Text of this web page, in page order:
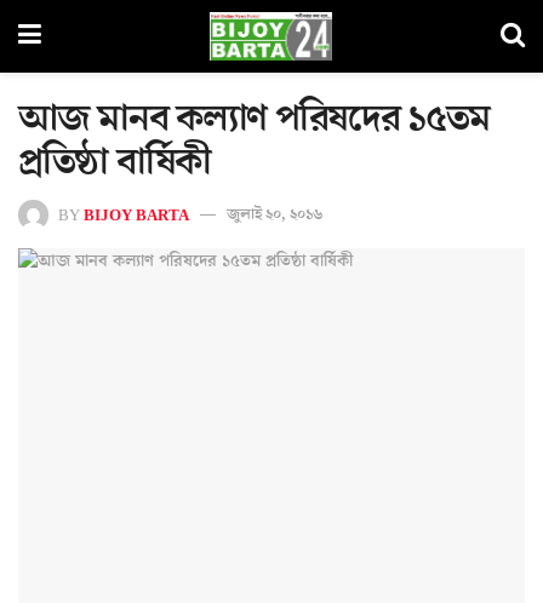
আজ মানব কল্যাণ পরিষদের ১৫তম
প্রতিষ্ঠা বার্ষিকী
BYBIJOY BARTA জুলাই ২০, ২০১৬